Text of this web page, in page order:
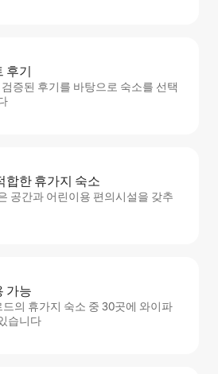
후기
증된 후기를 바탕으로 숙소를 선택
합한 휴가지 숙소
공간과 어린이용 편의시설을 갖추
가능
의 휴가지 숙소 중 30곳에 와이파
습니다